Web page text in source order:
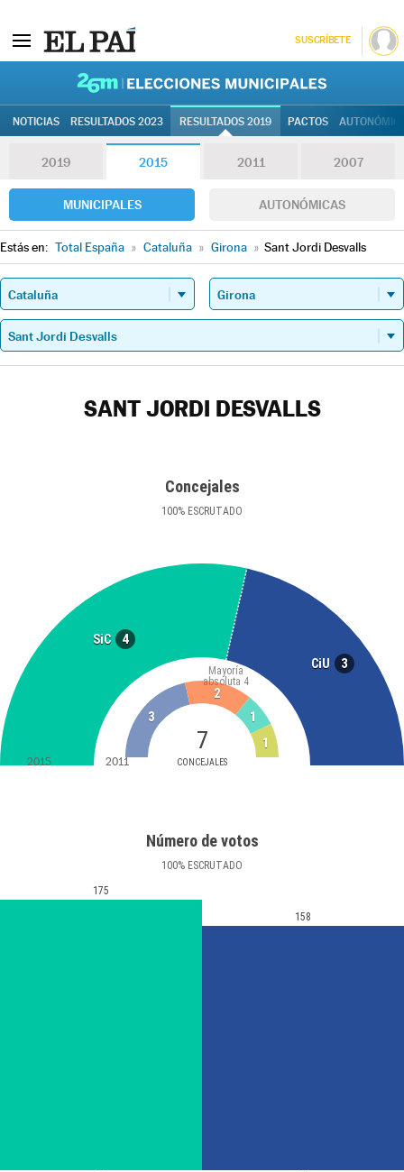
SUSCRÍBETE
NOTICIAS RESULTADOS 2023 RESULTADOS 2019 PACTOS
2019 2015 2011 2007
MUNICIPALES AUTONÓMICAS
Estás en: Total España » Cataluña » Girona » Sant Jordi Desvalls
SANT JORDI DESVALLS
Concejales
100% ESCRUTADO
SiC 4
CiU 3
7
CONCEJALES
Mayoría
absoluta 4
3
2
1
1
2015 2011
Número de votos
100% ESCRUTADO
175
158